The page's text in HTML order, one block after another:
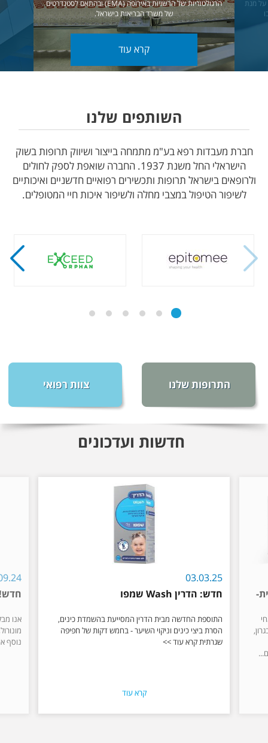
על מנת
הרגולטוריות של הרשויות באירופה (EMA) ובהתאם לסטנדרטים
של משרד הבריאות בישראל.
קרא עוד
השותפים שלנו
חברת מעבדות רפא בע"מ מתמחה בייצור ושיווק תרופות בשוק
הישראלי החל משנת 1937. החברה שואפת לספק לחולים
ולרופאים בישראל תרופות ותכשירים רפואיים חדשניים ואיכותיים
לשיפור הטיפול במצבי מחלה ולשיפור איכות חיי המטופלים.
התרופות שלנו צוות רפואי
חדשות ועדכונים
03.03.25
חדש: הדרין Wash שמפו
התוספת החדשה מבית הדרין המסייעת בהשמדת כינים,
הסרת ביצי כינים וניקוי השיער - בחמש דקות של חפיפה
שגרתית קרא עוד >>
קרא עוד
חדש!
אנו
נוסף